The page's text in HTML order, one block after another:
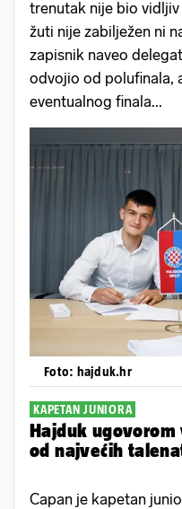
trenutak nije bio
žuti nije zabilježen ni
zapisnik naveo
odvojio od polufinala,
eventualnog finala...
Foto: hajduk.hr
KAPETAN JUNIORA
Hajduk ugovorom
od najvećih
Capan je kapetan